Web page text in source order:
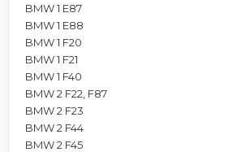
BMW 1 E87
BMW 1 E88
BMW 1 F20
BMW 1 F21
BMW 1 F40
BMW 2 F22, F87
BMW 2 F23
BMW 2 F44
BMW 2 F45